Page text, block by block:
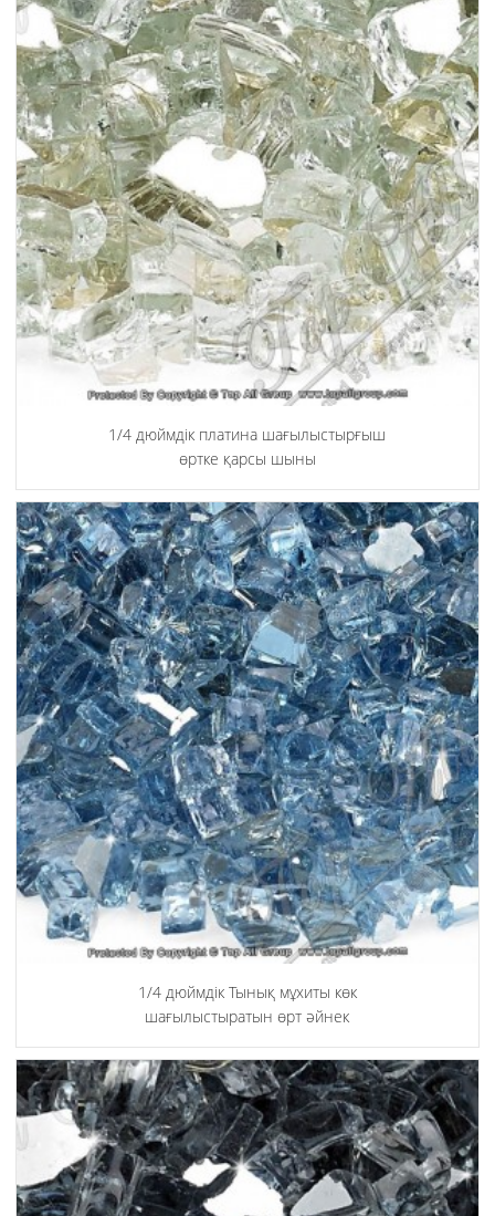
1/4 дюймдік платина шағылыстырғыш
өртке қарсы шыны
1/4 дюймдік Тынық мұхиты көк
шағылыстыратын өрт әйнек